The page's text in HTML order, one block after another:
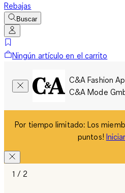
Rebajas
Buscar
Ningún artículo en el carrito
C&A Fashion
C&A Mode
Por tiempo limitado: Los
puntos!
1 / 2